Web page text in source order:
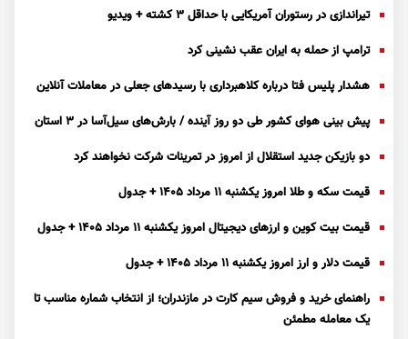
تیراندازی در رستوران آمریکایی با حداقل ۳ کشته + ویدیو
ترامپ از حمله به ایران عقب نشینی کرد
هشدار پلیس فتا درباره کلاهبرداری با رسید‌های جعلی در معاملات آنلاین
پیش بینی هوای کشور طی دو روز آینده / بارش‌های سیل‌آسا در ۳ استان
دو بازیکن جدید استقلال از امروز در تمرینات شرکت نخواهند کرد
قیمت سکه و طلا امروز یکشنبه ۱۱ مرداد ۱۴۰۵ + جدول
قیمت بیت کوین و ارز‌های دیجیتال امروز یکشنبه ۱۱ مرداد ۱۴۰۵ + جدول
قیمت دلار و ارز امروز یکشنبه ۱۱ مرداد ۱۴۰۵ + جدول
راهنمای خرید و فروش سیم کارت در مازندران؛ از انتخاب شماره مناسب تا
یک معامله مطمئن